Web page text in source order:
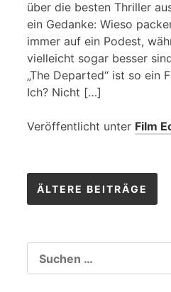
über die besten Thriller
ein Gedanke: Wieso
immer auf ein Podest,
vielleicht sogar besser
„The Departed“ ist so ein
Ich? Nicht […]
Veröffentlicht unter Film
ÄLTERE BEITRÄGE
NACH: